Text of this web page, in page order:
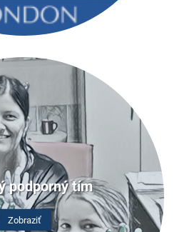
podporný tím
Zobraziť